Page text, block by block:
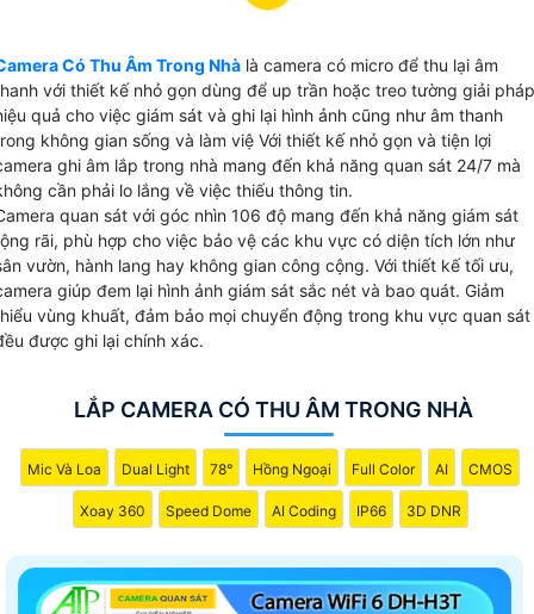
trong nhà Chức năng theo dõi và ghi âm cho phép
theo dõi và ghi lại những gì diễn ra trong nhà của
truy cập vào camera từ bất kỳ đâu thông qua kết nối
giúp bạn có thể kiểm soát và theo dõi nhà cửa mọi
mọi nơi.
Có Thu Âm Trong Nhà là camera có micro để thu lại âm
với thiết kế nhỏ gọn dùng để up trần hoặc treo tường giải pháp
quả cho việc giám sát và ghi lại hình ảnh cũng như âm thanh
không gian sống và làm việ Với thiết kế nhỏ gọn và tiện lợi
ghi âm lắp trong nhà mang đến khả năng quan sát 24/7 mà
cần phải lo lắng về việc thiếu thông tin.
quan sát với góc nhìn 106 độ mang đến khả năng giám sát
rãi, phù hợp cho việc bảo vệ các khu vực có diện tích lớn như
vườn, hành lang hay không gian công cộng. Với thiết kế tối ưu,
giúp đem lại hình ảnh giám sát sắc nét và bao quát. Giảm
vùng khuất, đảm bảo mọi chuyển động trong khu vực quan sát
được ghi lại chính xác.
LẮP CAMERA CÓ THU ÂM TRONG NHÀ
Mic Và Loa Dual Light 78° Hồng Ngoại Full Color AI CMOS
Xoay 360 Speed Dome AI Coding IP66 3D DNR